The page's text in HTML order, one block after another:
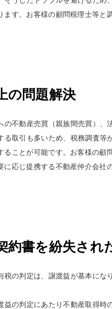
ます。お客様の顧問税理士等と
の問題解決
の不動産売買（親族間売買）、
る取引も多いため、税務調査等
ることが可能です。お客様の顧
に応じ提携する不動産仲介会社
約書を紛失され
税の判定は、譲渡益が基本にな
益の判定にあたり不動産取得時